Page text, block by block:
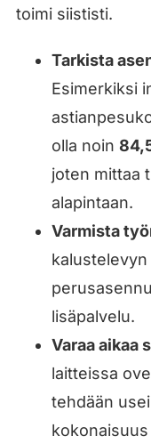
toimi siististi.
Tarkista
Esimerkiksi
olla noin
joten mittaa
alapintaan.
Varmista
lisäpalvelu.
Varaa aikaa
laitteissa
tehdään